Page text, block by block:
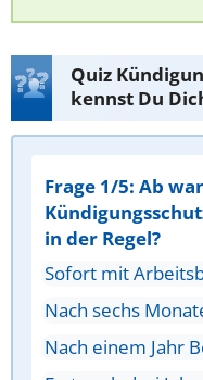
Quiz
kennst Du
Frage 1/5: Ab
in der Regel?
Sofort mit
Nach sechs
Nach einem Jahr